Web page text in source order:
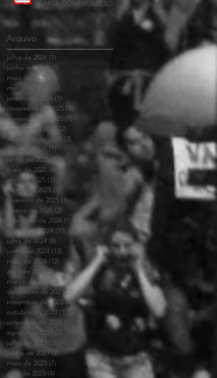
CARTA COMPROMISSO
Arquivo
julho de 2026 (1)
junho de 2026 (5)
maio de 2026
março de 2026
(2)
janeiro de 2026 (1)
dezembro de 2025 (4)
novembro de 2025 (1)
outubro de 2025 (2)
setembro de 2025 (2) 2 posts
julho de 2025 (1)1 post
junho de 2025 (12)12 posts
maio de 2025 (4)
abril de 2025 (1)
março de 2025 (7)
fevereiro de 2025 (1)1 post
janeiro de 2025 (2) 2 posts
setembro de 2024 (1) 1 post
agosto de 2024 (10) 10 posts
julho de 2024 (8)
junho de 2024 (13) 13 posts
maio de 2024 (12) 12 posts
abril de 2024 (5)5 posts
março de 2024
(4)4 posts
dezembro de 2023 (2)2 posts
novembro de 2023 (4)4 posts
outubro de 2023 (1) 1 post
setembro de 2023 (7)
agosto de 2023 (2)
julho de 2023 (2)
junho de 2023 (2)2 posts
maio de 2023 (7)
abril de 2023 (4)